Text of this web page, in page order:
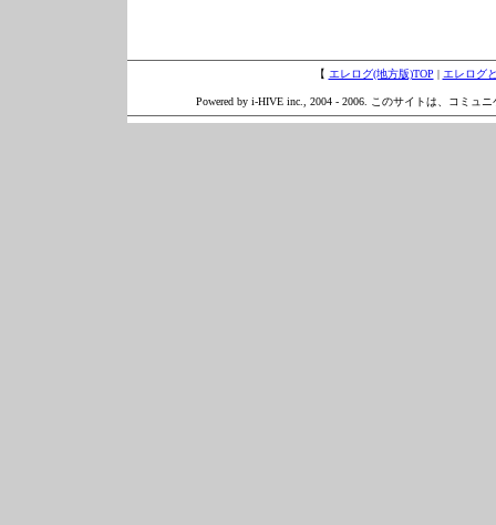
【 エレログ(地方版)TOP | エレログ
Powered by i-HIVE inc., 2004 - 2006. このサイトは、コミュ